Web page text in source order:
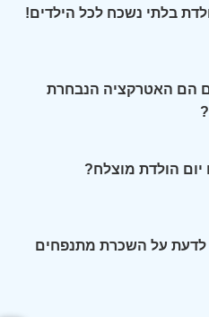
בלתי נשכח לכל הילדים!
הם האטרקציה הנבחרת
יום הולדת מוצלח?
על השכרת מתנפחים